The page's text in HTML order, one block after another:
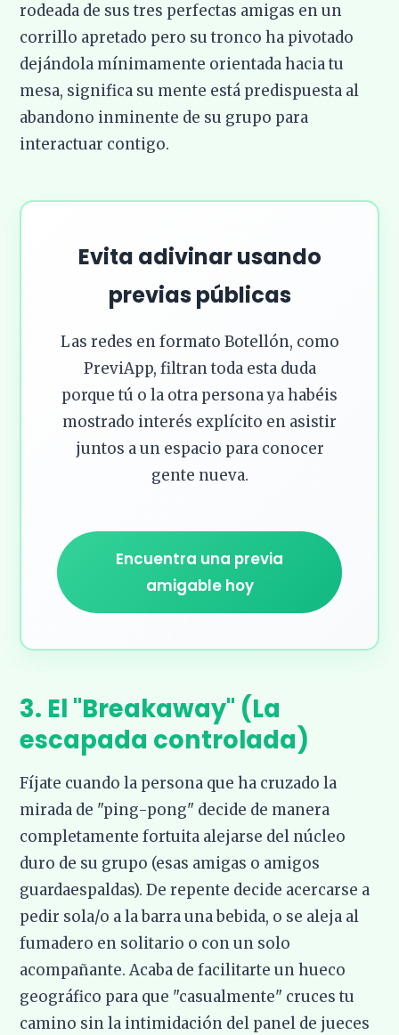
rodeada de sus tres perfectas amigas en un
corrillo apretado pero su tronco ha pivotado
dejándola mínimamente orientada hacia tu
mesa, significa su mente está predispuesta al
abandono inminente de su grupo para
interactuar contigo.
Evita adivinar usando
previas públicas
Las redes en formato Botellón, como
PreviApp, filtran toda esta duda
porque tú o la otra persona ya habéis
mostrado interés explícito en asistir
juntos a un espacio para conocer
gente nueva.
Encuentra una previa
amigable hoy
3. El "Breakaway" (La
escapada controlada)
Fíjate cuando la persona que ha cruzado la
mirada de "ping-pong" decide de manera
completamente fortuita alejarse del núcleo
duro de su grupo (esas amigas o amigos
guardaespaldas). De repente decide acercarse a
pedir sola/o a la barra una bebida, o se aleja al
fumadero en solitario o con un solo
acompañante. Acaba de facilitarte un hueco
geográfico para que "casualmente" cruces tu
camino sin la intimidación del panel de jueces